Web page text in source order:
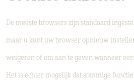
De meeste browsers zijn standaard
maar u kunt uw browser opnieuw
weigeren of om aan te geven wanneer
Het is echter mogelijk dat sommige